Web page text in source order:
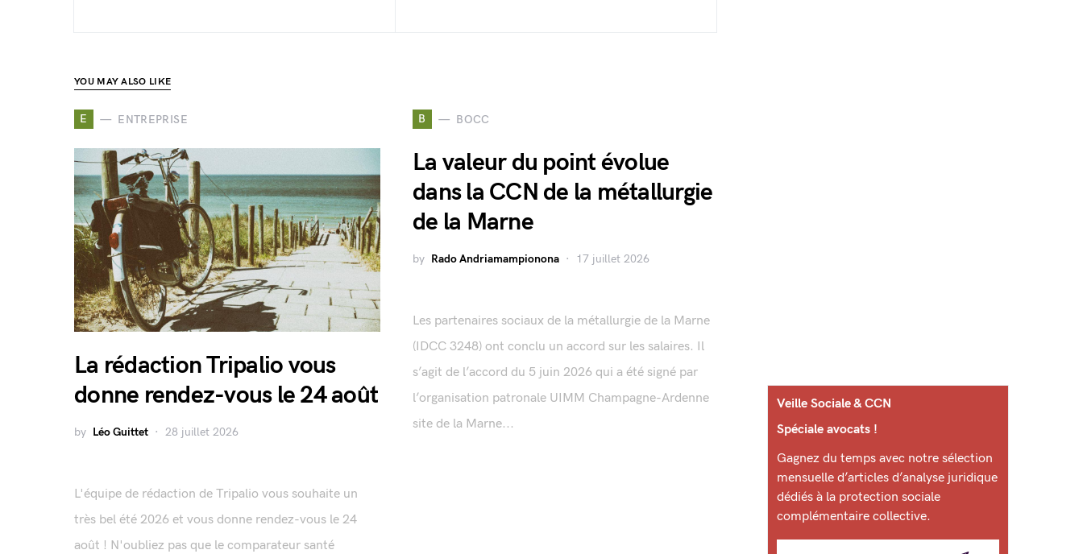
YOU MAY ALSO LIKE
E ENTREPRISE
La rédaction Tripalio vous
donne rendez-vous le 24 août
by Léo Guittet 28 juillet 2026
L'équipe de rédaction de Tripalio vous souhaite un
très bel été 2026 et vous donne rendez-vous le 24
août ! N'oubliez pas que le comparateur santé
B BOCC
La valeur du point évolue
dans la CCN de la métallurgie
de la Marne
by Rado Andriamampionona 17 juillet 2026
Les partenaires sociaux de la métallurgie de la Marne
(IDCC 3248) ont conclu un accord sur les salaires. Il
s’agit de l’accord du 5 juin 2026 qui a été signé par
l’organisation patronale UIMM Champagne-Ardenne
site de la Marne...
Veille Sociale & CCN
Spéciale avocats !
Gagnez du temps avec notre sélection
mensuelle d’articles d’analyse juridique
dédiés à la protection sociale
complémentaire collective.